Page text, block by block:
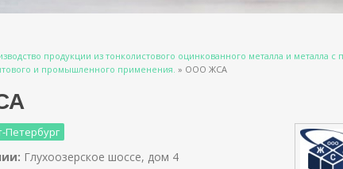
продукции из тонколистового оцинкованного металла и металла
и промышленного применения. » ООО ЖСА
Петербург
Глухоозерское шоссе, дом 4